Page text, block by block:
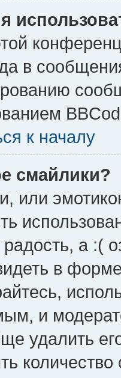
в
к началу
смайлики?
или
радость, а :(
в
и
удалить